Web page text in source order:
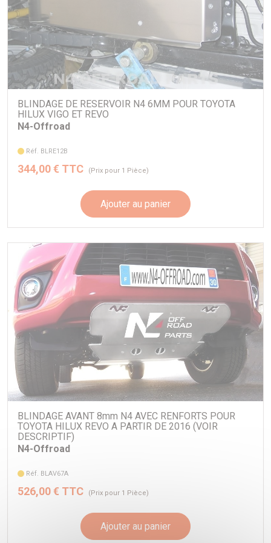
BLINDAGE DE RESERVOIR N4 6MM POUR TOYOTA
HILUX VIGO ET REVO
N4-Offroad
Réf. BLRE12B
344,00 € TTC (Prix pour 1 Pièce)
Ajouter au panier
BLINDAGE AVANT 8mm N4 AVEC RENFORTS POUR
TOYOTA HILUX REVO A PARTIR DE 2016 (VOIR
DESCRIPTIF)
N4-Offroad
Réf. BLAV67A
526,00 € TTC (Prix pour 1 Pièce)
Ajouter au panier